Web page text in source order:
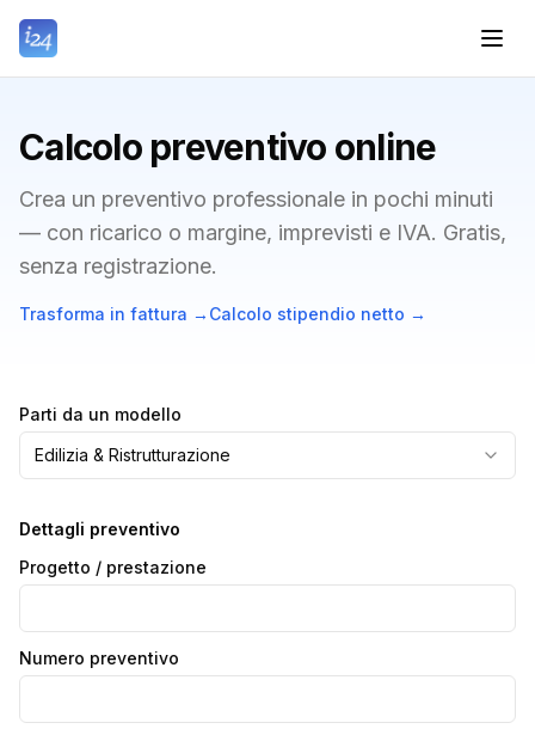
Calcolo preventivo online
Crea un preventivo professionale in pochi minuti
— con ricarico o margine, imprevisti e IVA. Gratis,
senza registrazione.
Trasforma in fattura → Calcolo stipendio netto →
Parti da un modello
Edilizia & Ristrutturazione
Dettagli preventivo
Progetto / prestazione
Numero preventivo